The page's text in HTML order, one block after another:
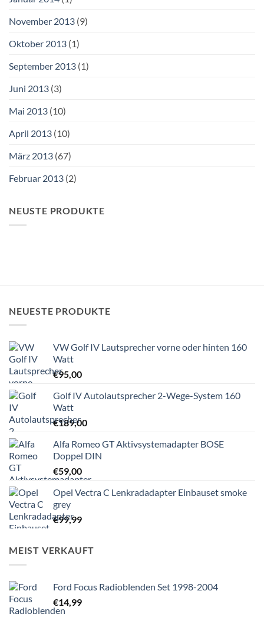
November 2013 (9)
Oktober 2013 (1)
September 2013 (1)
Juni 2013 (3)
Mai 2013 (10)
April 2013 (10)
März 2013 (67)
Februar 2013 (2)
NEUSTE PRODUKTE
NEUESTE PRODUKTE
VW Golf IV Lautsprecher vorne oder hinten 160
Watt
€95,00
Golf IV Autolautsprecher 2-Wege-System 160
Watt
€189,00
Alfa Romeo GT Aktivsystemadapter BOSE
Doppel DIN
€59,00
Opel Vectra C Lenkradadapter Einbauset smoke
grey
€99,99
MEIST VERKAUFT
Ford Focus Radioblenden Set 1998-2004
€14,99